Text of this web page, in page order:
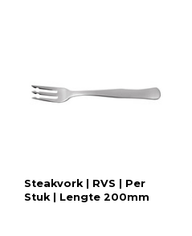
Steakvork | RVS | Per
Stuk | Lengte 200mm